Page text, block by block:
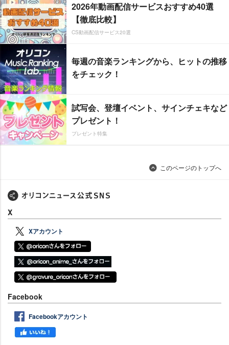
2026年動画配信サービスおすすめ40選
【徹底比較】
CS動画配信サービス20選
毎週の音楽ランキングから、ヒットの推移
をチェック！
試写会、登壇イベント、サインチェキなど
プレゼント！
プレゼント特集
このページのトップへ
X
Xアカウント
Facebook
Facebookアカウント